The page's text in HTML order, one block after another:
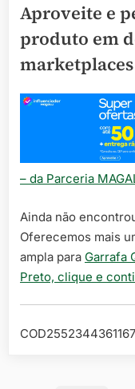
Aproveite e
produto em
– da Parceria
Ainda não
Oferecemos mais
ampla para Garrafa
Preto, clique e